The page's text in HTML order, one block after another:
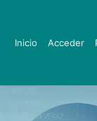
Inicio Acceder